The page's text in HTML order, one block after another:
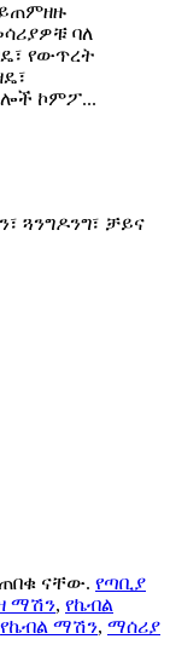
ባለ
የውጥረት
ኮምፖ...
ጓንግዶንግ፣ ቻይና
ናቸው. የጣቢያ
ማሽን, የኬብል
የኬብል ማሽን, ማሰሪያ